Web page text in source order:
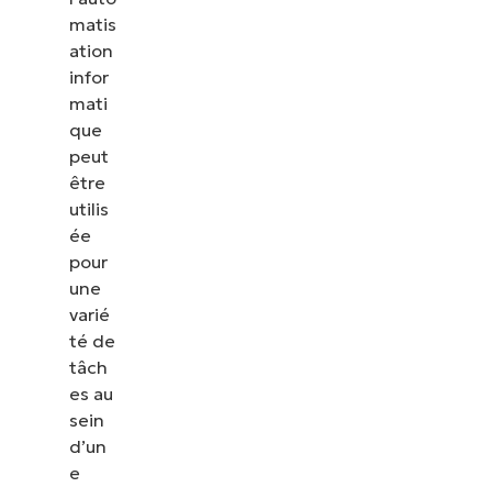
matis
ation
infor
mati
que
peut
être
utilis
ée
pour
une
varié
té de
tâch
es au
sein
d’un
e